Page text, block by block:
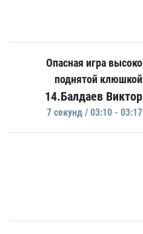
Опасная игра высоко
поднятой клюшкой
14.Балдаев Виктор
7 секунд / 03:10 - 03:17